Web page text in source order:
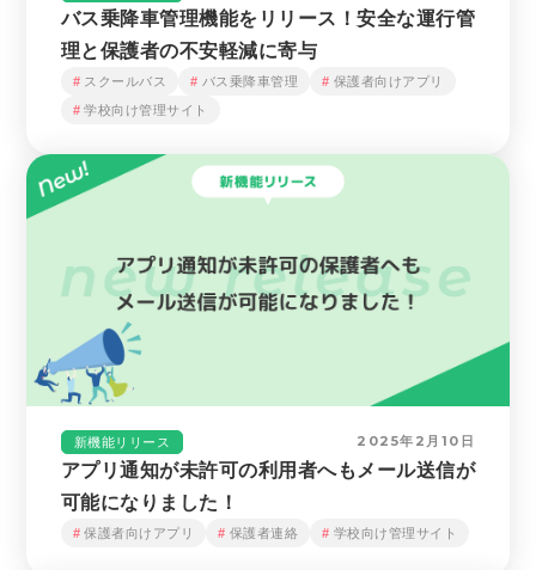
バス乗降車管理機能をリリース！安全な運行管
理と保護者の不安軽減に寄与
スクールバス バス乗降車管理
保護者向けアプリ
学校向け管理サイト
新機能リリース 2025年2月10日
アプリ通知が未許可の利用者へもメール送信が
可能になりました！
保護者向けアプリ 保護者連絡 学校向け管理サイト